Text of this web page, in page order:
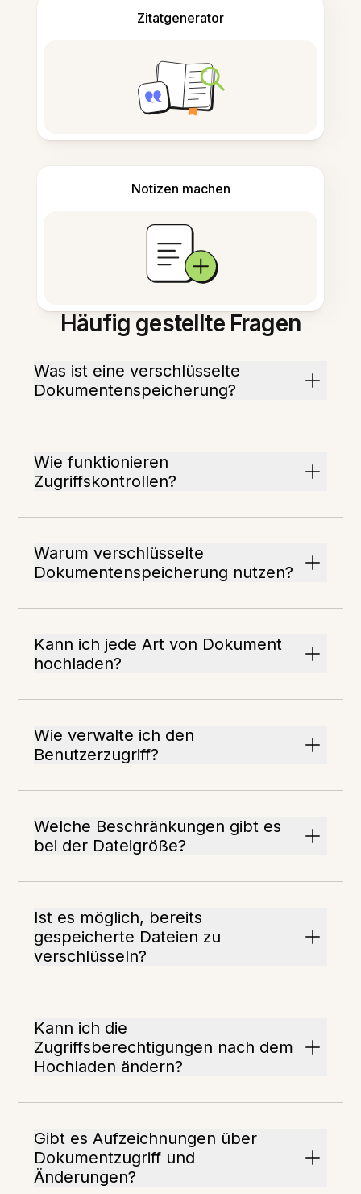
Zitatgenerator
Notizen machen
Häufig gestellte Fragen
Was ist eine verschlüsselte
Dokumentenspeicherung?
Wie funktionieren
Zugriffskontrollen?
Warum verschlüsselte
Dokumentenspeicherung nutzen?
Kann ich jede Art von Dokument
hochladen?
Wie verwalte ich den
Benutzerzugriff?
Welche Beschränkungen gibt es
bei der Dateigröße?
Ist es möglich, bereits
gespeicherte Dateien zu
verschlüsseln?
Kann ich die
Zugriffsberechtigungen nach dem
Hochladen ändern?
Gibt es Aufzeichnungen über
Dokumentzugriff und
Änderungen?